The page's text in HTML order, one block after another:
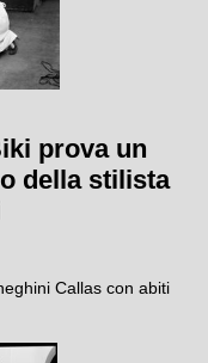
prova un
della stilista
Callas con abiti